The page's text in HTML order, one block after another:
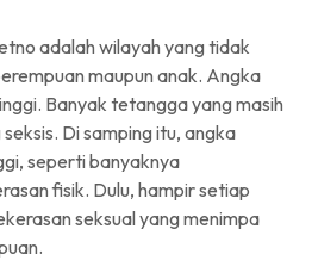
adalah wilayah yang tidak
maupun anak. Angka
Banyak tetangga yang masih
Di samping itu, angka
seperti banyaknya
fisik. Dulu, hampir setiap
seksual yang menimpa